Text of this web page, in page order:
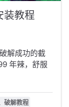
装教程
解成功的截
年辣，舒服
破解教程